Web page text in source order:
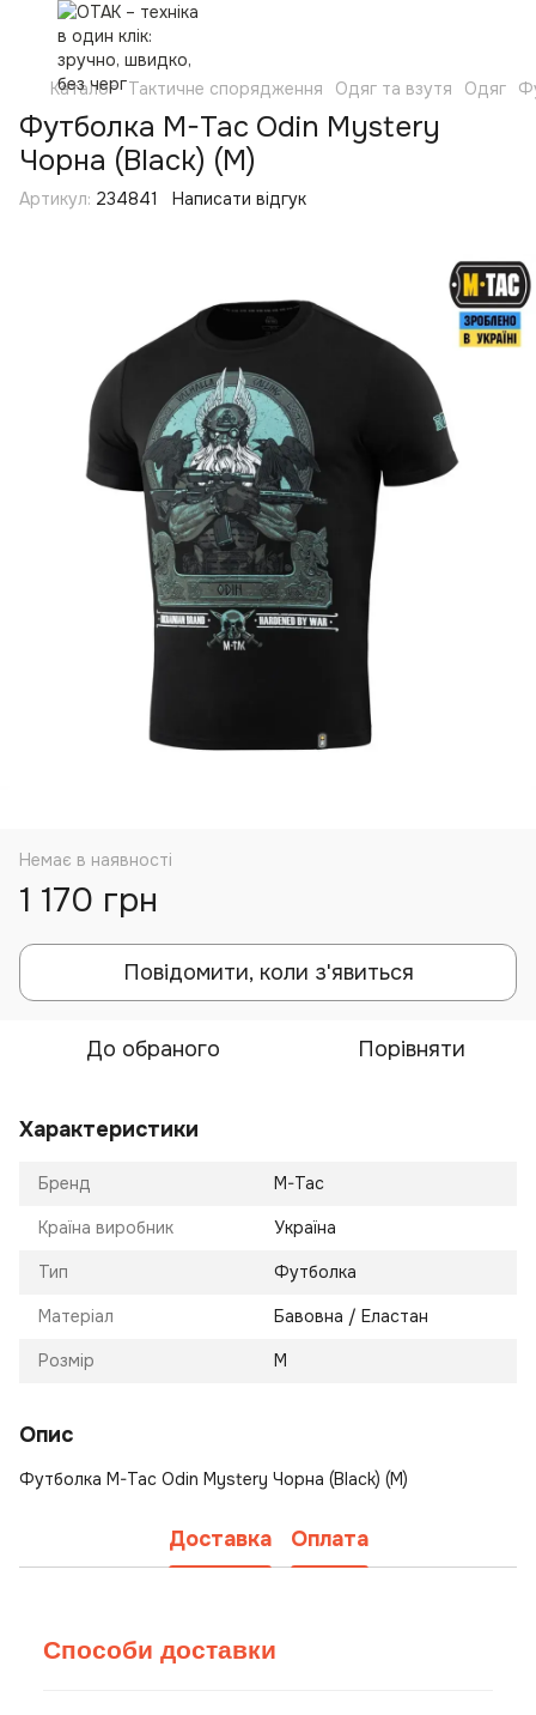
Каталог Тактичне спорядження Одяг та взутя Одяг
Футболка M-Tac Odin Mystery
Чорна (Black) (M)
Артикул: 234841 Написати відгук
Немає в наявності
1 170 грн
Повідомити, коли з'явиться
До обраного Порівняти
Характеристики
Бренд M-Tac
Країна виробник Україна
Тип Футболка
Матеріал Бавовна / Еластан
Розмір M
Опис
Футболка M-Tac Odin Mystery Чорна (Black) (M)
Доставка Оплата
Способи доставки